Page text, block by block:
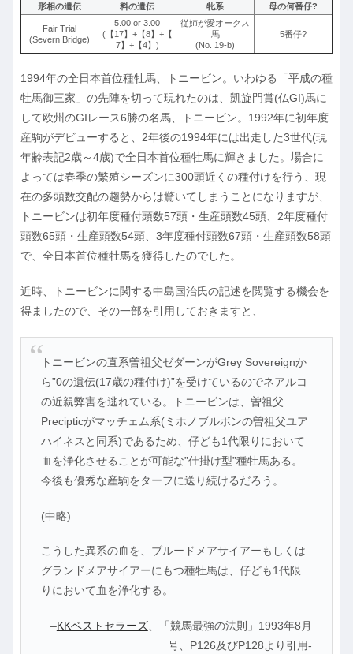
形相の遺伝
料の遺伝 牝系 母の何番仔?
Fair Trial
(Severn Bridge)
5.00 or 3.00
(【17】+【8】+【
7】+【4】)
従姉が愛オークス
馬
(No. 19-b)
5番仔?
1994年の全日本首位種牡馬、トニービン。いわゆる「平成の種
牡馬御三家」の先陣を切って現れたのは、凱旋門賞(仏GI)馬に
して欧州のGIレース6勝の名馬、トニービン。1992年に初年度
産駒がデビューすると、2年後の1994年には出走した3世代(現
年齢表記2歳～4歳)で全日本首位種牡馬に輝きました。場合に
よっては春季の繁殖シーズンに300頭近くの種付けを行う、現
在の多頭数交配の趨勢からは驚いてしまうことになりますが、
トニービンは初年度種付頭数57頭・生産頭数45頭、2年度種付
頭数65頭・生産頭数54頭、3年度種付頭数67頭・生産頭数58頭
で、全日本首位種牡馬を獲得したのでした。
近時、トニービンに関する中島国治氏の記述を閲覧する機会を
得ましたので、その一部を引用しておきますと、
トニービンの直系曽祖父ゼダーンがGrey Sovereignか
ら”0の遺伝(17歳の種付け)”を受けているのでネアルコ
の近親弊害を逃れている。トニービンは、曽祖父
Precipticがマッチェム系(ミホノブルボンの曽祖父ユア
ハイネスと同系)であるため、仔ども1代限りにおいて
血を浄化させることが可能な”仕掛け型”種牡馬ある。
今後も優秀な産駒をターフに送り続けるだろう。
(中略)
こうした異系の血を、ブルードメアサイアーもしくは
グランドメアサイアーにもつ種牡馬は、仔ども1代限
りにおいて血を浄化する。
–KKベストセラーズ、「競馬最強の法則」1993年8月
号、P126及びP128より引用-